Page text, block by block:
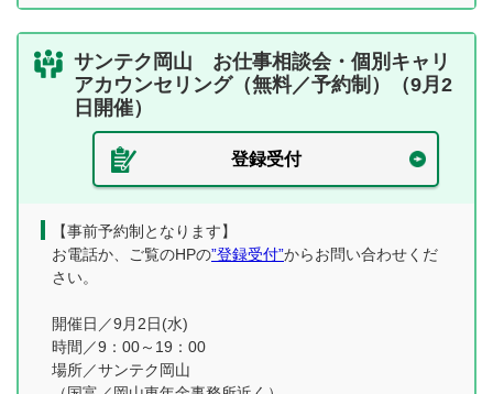
サンテク岡山 お仕事相談会・個別キャリ
アカウンセリング（無料／予約制）（9月2
日開催）
登録受付
【事前予約制となります】
お電話か、ご覧のHPの”登録受付”からお問い合わせくだ
さい。
開催日／9月2日(水)
時間／9：00～19：00
場所／サンテク岡山